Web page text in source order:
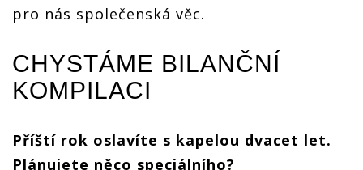
pro nás společenská věc.
CHYSTÁME BILANČNÍ
KOMPILACI
Příští rok oslavíte s kapelou dvacet let.
Plánujete něco speciálního?